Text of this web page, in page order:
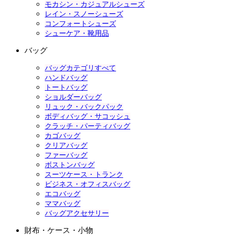
モカシン・カジュアルシューズ
レイン・スノーシューズ
コンフォートシューズ
シューケア・靴用品
バッグ
バッグカテゴリすべて
ハンドバッグ
トートバッグ
ショルダーバッグ
リュック・バックパック
ボディバッグ・サコッシュ
クラッチ・パーティバッグ
カゴバッグ
クリアバッグ
ファーバッグ
ボストンバッグ
スーツケース・トランク
ビジネス・オフィスバッグ
エコバッグ
ママバッグ
バッグアクセサリー
財布・ケース・小物